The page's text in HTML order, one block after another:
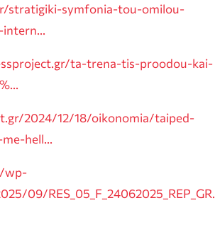
stratigiki-symfonia-tou-omilou-
intern…
ta-trena-tis-proodou-kai-
2024/12/18/oikonomia/taiped-
hell…
wp-
09/RES_05_F_24062025_REP_GR.